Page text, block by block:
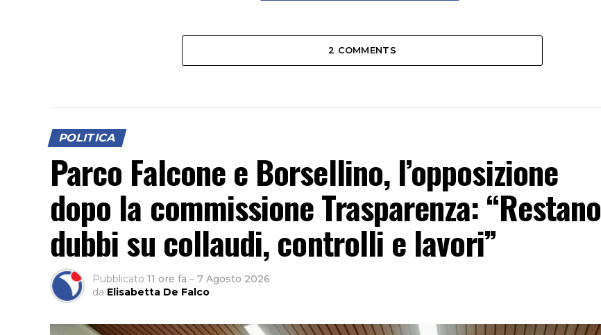
2 COMMENTS
POLITICA
Parco Falcone e Borsellino, l’opposizione
dopo la commissione Trasparenza: “Restano
dubbi su collaudi, controlli e lavori”
Pubblicato 11 ore fa – 7 Agosto 2026
da Elisabetta De Falco